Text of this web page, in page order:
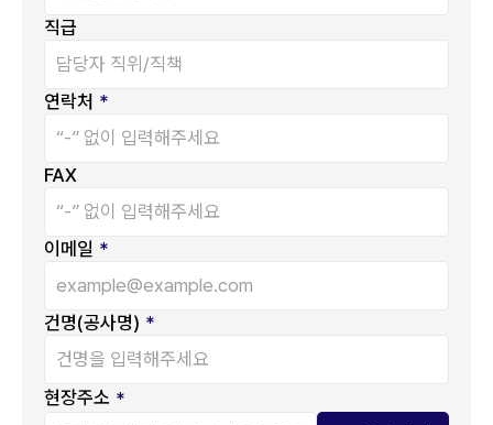
직급
연락처 *
FAX
이메일 *
건명(공사명) *
현장주소 *